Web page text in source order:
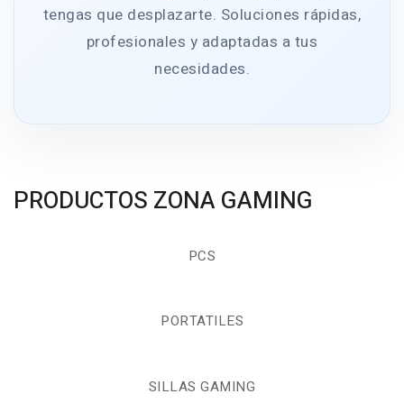
tengas que desplazarte. Soluciones rápidas,
profesionales y adaptadas a tus
necesidades.
PRODUCTOS ZONA GAMING
PCS
PORTATILES
SILLAS GAMING